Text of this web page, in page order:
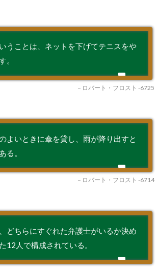
うことは、ネットを下げてテニスをや
。
– ロバート・フロスト -6725
よいときに傘を貸し、雨が降り出すと
る。
– ロバート・フロスト -6714
どちらにすぐれた弁護士がいるか決め
12人で構成されている。